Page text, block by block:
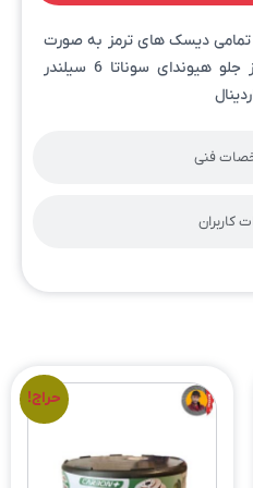
فنی
کاربران
دیسک های ترمز به صورت
جفتی می باشد دیسک ترمز جلو هیوندای سوناتا 6 سیلندر
حراج!